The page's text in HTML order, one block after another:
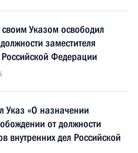
Указом освободил
заместителя
Федерации
Указ «О назначении
от должности
внутренних дел Российской